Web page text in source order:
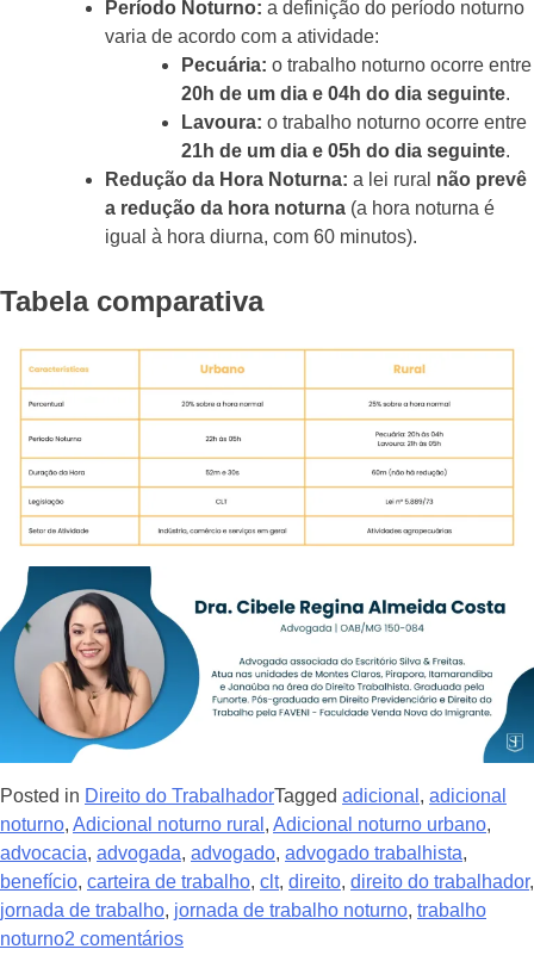
Período Noturno: a definição do período noturno
varia de acordo com a atividade:
Pecuária: o trabalho noturno ocorre entre
20h de um dia e 04h do dia seguinte.
Lavoura: o trabalho noturno ocorre entre
21h de um dia e 05h do dia seguinte.
Redução da Hora Noturna: a lei rural não prevê
a redução da hora noturna (a hora noturna é
igual à hora diurna, com 60 minutos).
Tabela comparativa
Posted in Direito do TrabalhadorTagged adicional , adicional
noturno, Adicional noturno rural , Adicional noturno urbano,
advocacia, advogada, advogado, advogado trabalhista,
benefício, carteira de trabalho, clt, direito, direito do trabalhador,
jornada de trabalho, jornada de trabalho noturno, trabalho
noturno2 comentários